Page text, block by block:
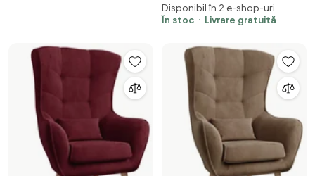
Disponibil în 2 e-shop-uri
În stoc
Livrare gratuită